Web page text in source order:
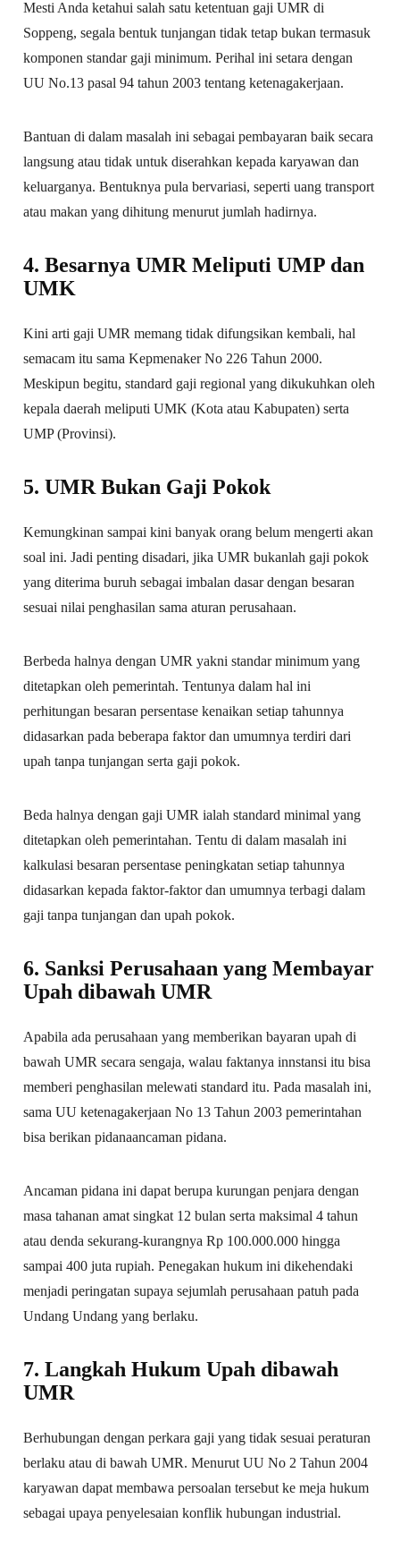
Mesti Anda ketahui salah satu ketentuan gaji UMR di
Soppeng, segala bentuk tunjangan tidak tetap bukan termasuk
komponen standar gaji minimum. Perihal ini setara dengan
UU No.13 pasal 94 tahun 2003 tentang ketenagakerjaan.
Bantuan di dalam masalah ini sebagai pembayaran baik secara
langsung atau tidak untuk diserahkan kepada karyawan dan
keluarganya. Bentuknya pula bervariasi, seperti uang transport
atau makan yang dihitung menurut jumlah hadirnya.
4. Besarnya UMR Meliputi UMP dan
UMK
Kini arti gaji UMR memang tidak difungsikan kembali, hal
semacam itu sama Kepmenaker No 226 Tahun 2000.
Meskipun begitu, standard gaji regional yang dikukuhkan oleh
kepala daerah meliputi UMK (Kota atau Kabupaten) serta
UMP (Provinsi).
5. UMR Bukan Gaji Pokok
Kemungkinan sampai kini banyak orang belum mengerti akan
soal ini. Jadi penting disadari, jika UMR bukanlah gaji pokok
yang diterima buruh sebagai imbalan dasar dengan besaran
sesuai nilai penghasilan sama aturan perusahaan.
Berbeda halnya dengan UMR yakni standar minimum yang
ditetapkan oleh pemerintah. Tentunya dalam hal ini
perhitungan besaran persentase kenaikan setiap tahunnya
didasarkan pada beberapa faktor dan umumnya terdiri dari
upah tanpa tunjangan serta gaji pokok.
Beda halnya dengan gaji UMR ialah standard minimal yang
ditetapkan oleh pemerintahan. Tentu di dalam masalah ini
kalkulasi besaran persentase peningkatan setiap tahunnya
didasarkan kepada faktor-faktor dan umumnya terbagi dalam
gaji tanpa tunjangan dan upah pokok.
6. Sanksi Perusahaan yang Membayar
Upah dibawah UMR
Apabila ada perusahaan yang memberikan bayaran upah di
bawah UMR secara sengaja, walau faktanya innstansi itu bisa
memberi penghasilan melewati standard itu. Pada masalah ini,
sama UU ketenagakerjaan No 13 Tahun 2003 pemerintahan
bisa berikan pidanaancaman pidana.
Ancaman pidana ini dapat berupa kurungan penjara dengan
masa tahanan amat singkat 12 bulan serta maksimal 4 tahun
atau denda sekurang-kurangnya Rp 100.000.000 hingga
sampai 400 juta rupiah. Penegakan hukum ini dikehendaki
menjadi peringatan supaya sejumlah perusahaan patuh pada
Undang Undang yang berlaku.
7. Langkah Hukum Upah dibawah
UMR
Berhubungan dengan perkara gaji yang tidak sesuai peraturan
berlaku atau di bawah UMR. Menurut UU No 2 Tahun 2004
karyawan dapat membawa persoalan tersebut ke meja hukum
sebagai upaya penyelesaian konflik hubungan industrial.